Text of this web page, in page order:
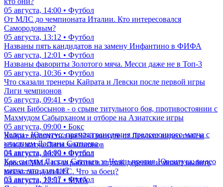
05 августа, 14:00 • Футбол
От МЛС до чемпионата Италии. Кто интересовался
Самородовым?
05 августа, 13:12 • Футбол
Названы пять кандидатов на замену Инфантино в ФИФА
05 августа, 12:01 • Футбол
Названы фавориты Золотого мяча. Месси даже не в Топ-3
05 августа, 10:36 • Футбол
Что сказали тренеры Кайрата и Левски после первой игры
Лиги чемпионов
05 августа, 09:41 • Футбол
Сакен Бибосынов - о срыве титульного боя, противостоянии с
Махмудом Сабырханом и отборе на Азиатские игры
05 августа, 09:00 • Бокс
Кайрат пропустил на 92-й минуте от Левски: видео гола и
обзор матча Лиги чемпионов
05 августа, 00:19 • Футбол
Бросал ММА из-за работы в глухой деревне и может выбить
казахстанца из UFC. Что за боец?
04 августа, 22:51 • ММА
Челси - Ювентус: прямая трансляция предсезонного матча с
участием Дастана Сатпаева
04 августа, 14:00 • Футбол
Как сыграл Дастан Сатпаев за Челси против Ювентуса: видео
матча, что дальше?
05 августа, 18:07 • Футбол